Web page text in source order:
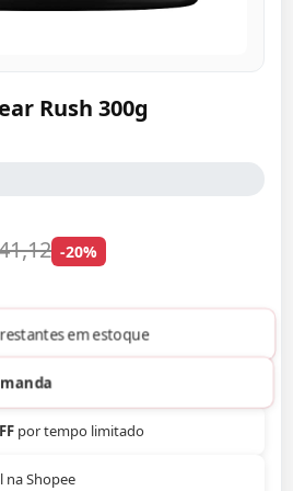
Rush 300g
-20%
em estoque
por tempo limitado
na Shopee